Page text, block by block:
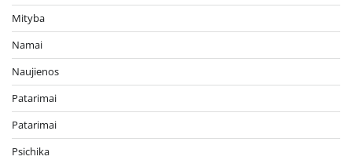
Mityba
Namai
Naujienos
Patarimai
Patarimai
Psichika